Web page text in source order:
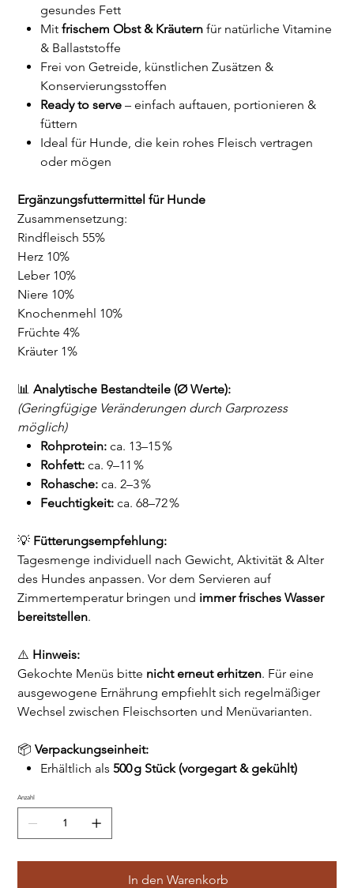
gesundes Fett
Mitfrischem Obst & Kräutern für natürliche Vitamine
& Ballaststoffe
Frei von Getreide, künstlichen Zusätzen &
Konservierungsstoffen
Ready to serve – einfach auftauen, portionieren &
füttern
Ideal für Hunde, die kein rohes Fleisch vertragen
oder mögen
Ergänzungsfuttermittel für Hunde
Zusammensetzung:
Rindfleisch 55%
Herz 10%
Leber 10%
Niere 10%
Knochenmehl 10%
Früchte 4%
Kräuter 1%
📊Analytische Bestandteile (Ø Werte):
(Geringfügige Veränderungen durch Garprozess
möglich)
Rohprotein: ca. 13–15 %
Rohfett: ca. 9–11 %
Rohasche: ca. 2–3 %
Feuchtigkeit: ca. 68–72 %
💡 Fütterungsempfehlung:
Tagesmenge individuell nach Gewicht, Aktivität & Alter
des Hundes anpassen. Vor dem Servieren auf
Zimmertemperatur bringen und immer frisches Wasser
bereitstellen.
⚠️ Hinweis:
Gekochte Menüs bitte nicht erneut erhitzen. Für eine
ausgewogene Ernährung empfiehlt sich regelmäßiger
Wechsel zwischen Fleischsorten und Menüvarianten.
📦Verpackungseinheit:
Erhältlich als500 g Stück (vorgegart & gekühlt)
Anzahl
In den Warenkorb